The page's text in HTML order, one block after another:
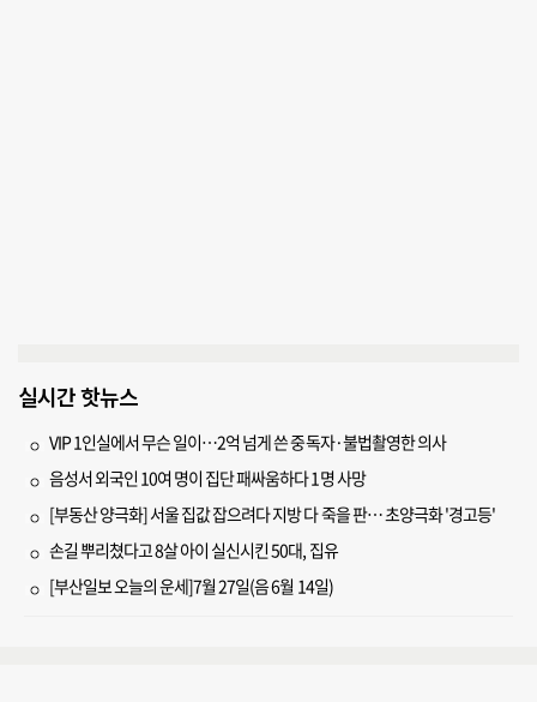
실시간 핫뉴스
VIP 1인실에서 무슨 일이…2억 넘게 쓴 중독자·불법촬영한 의사
음성서 외국인 10여 명이 집단 패싸움하다 1명 사망
[부동산 양극화] 서울 집값 잡으려다 지방 다 죽을 판… 초양극화 '경고등'
손길 뿌리쳤다고 8살 아이 실신시킨 50대, 집유
[부산일보 오늘의 운세]7월 27일(음 6월 14일)